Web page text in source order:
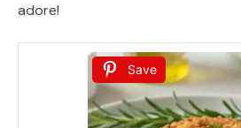
adore!
Save